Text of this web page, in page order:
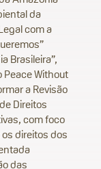
da
com a
Brasileira”,
Peace Without
a Revisão
Direitos
com foco
direitos dos
das